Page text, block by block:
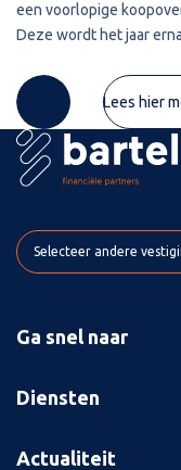
een voorlopige
Deze wordt het jaar
derdengeldrekening van
Lees hier
Selecteer andere
Ga snel naar
Ons verhaal
Succesverhalen
Diensten
Bedrijfsopvolging
Actualiteit